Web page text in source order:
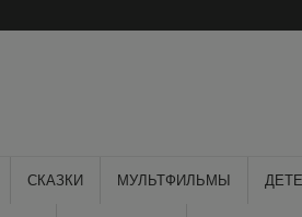
СКАЗКИ МУЛЬТФИЛЬМЫ